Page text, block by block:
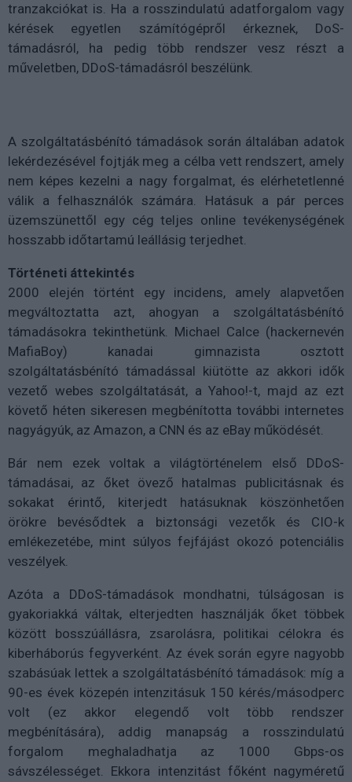
tranzakciókat is. Ha a rosszindulatú adatforgalom vagy
kérések egyetlen számítógépről érkeznek, DoS-
támadásról, ha pedig több rendszer vesz részt a
műveletben, DDoS-támadásról beszélünk.
A szolgáltatásbénító támadások során általában adatok
lekérdezésével fojtják meg a célba vett rendszert, amely
nem képes kezelni a nagy forgalmat, és elérhetetlenné
válik a felhasználók számára. Hatásuk a pár perces
üzemszünettől egy cég teljes online tevékenységének
hosszabb időtartamú leállásig terjedhet.
Történeti áttekintés
2000 elején történt egy incidens, amely alapvetően
megváltoztatta azt, ahogyan a szolgáltatásbénító
támadásokra tekinthetünk. Michael Calce (hackernevén
MafiaBoy) kanadai gimnazista osztott
szolgáltatásbénító támadással kiütötte az akkori idők
vezető webes szolgáltatását, a Yahoo!-t, majd az ezt
követő héten sikeresen megbénította további internetes
nagyágyúk, az Amazon, a CNN és az eBay működését.
Bár nem ezek voltak a világtörténelem első DDoS-
támadásai, az őket övező hatalmas publicitásnak és
sokakat érintő, kiterjedt hatásuknak köszönhetően
örökre bevésődtek a biztonsági vezetők és CIO-k
emlékezetébe, mint súlyos fejfájást okozó potenciális
veszélyek.
Azóta a DDoS-támadások mondhatni, túlságosan is
gyakoriakká váltak, elterjedten használják őket többek
között bosszúállásra, zsarolásra, politikai célokra és
kiberháborús fegyverként. Az évek során egyre nagyobb
szabásúak lettek a szolgáltatásbénító támadások: míg a
90-es évek közepén intenzitásuk 150 kérés/másodperc
volt (ez akkor elegendő volt több rendszer
megbénítására), addig manapság a rosszindulatú
forgalom meghaladhatja az 1000 Gbps-os
sávszélességet. Ekkora intenzitást főként nagyméretű